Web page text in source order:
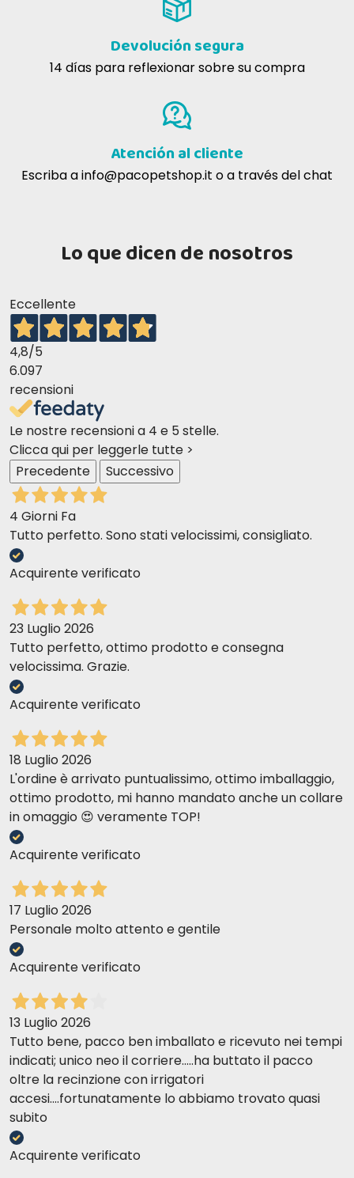
Devolución segura
14 días para reflexionar sobre su compra
Atención al cliente
Escriba ainfo@pacopetshop.it o a través del chat
Lo que dicen de nosotros
Eccellente
4,8/5
6.097
recensioni
Le nostre recensioni a 4 e 5 stelle.
Clicca qui per leggerle tutte >
Precedente
Successivo
4 Giorni Fa
Tutto perfetto. Sono stati velocissimi, consigliato.
Acquirente verificato
23 Luglio 2026
Tutto perfetto, ottimo prodotto e consegna
velocissima. Grazie.
Acquirente verificato
18 Luglio 2026
L'ordine è arrivato puntualissimo, ottimo imballaggio,
ottimo prodotto, mi hanno mandato anche un collare
in omaggio 😍 veramente TOP!
Acquirente verificato
17 Luglio 2026
Personale molto attento e gentile
Acquirente verificato
13 Luglio 2026
Tutto bene, pacco ben imballato e ricevuto nei tempi
indicati; unico neo il corriere.....ha buttato il pacco
oltre la recinzione con irrigatori
accesi....fortunatamente lo abbiamo trovato quasi
subito
Acquirente verificato